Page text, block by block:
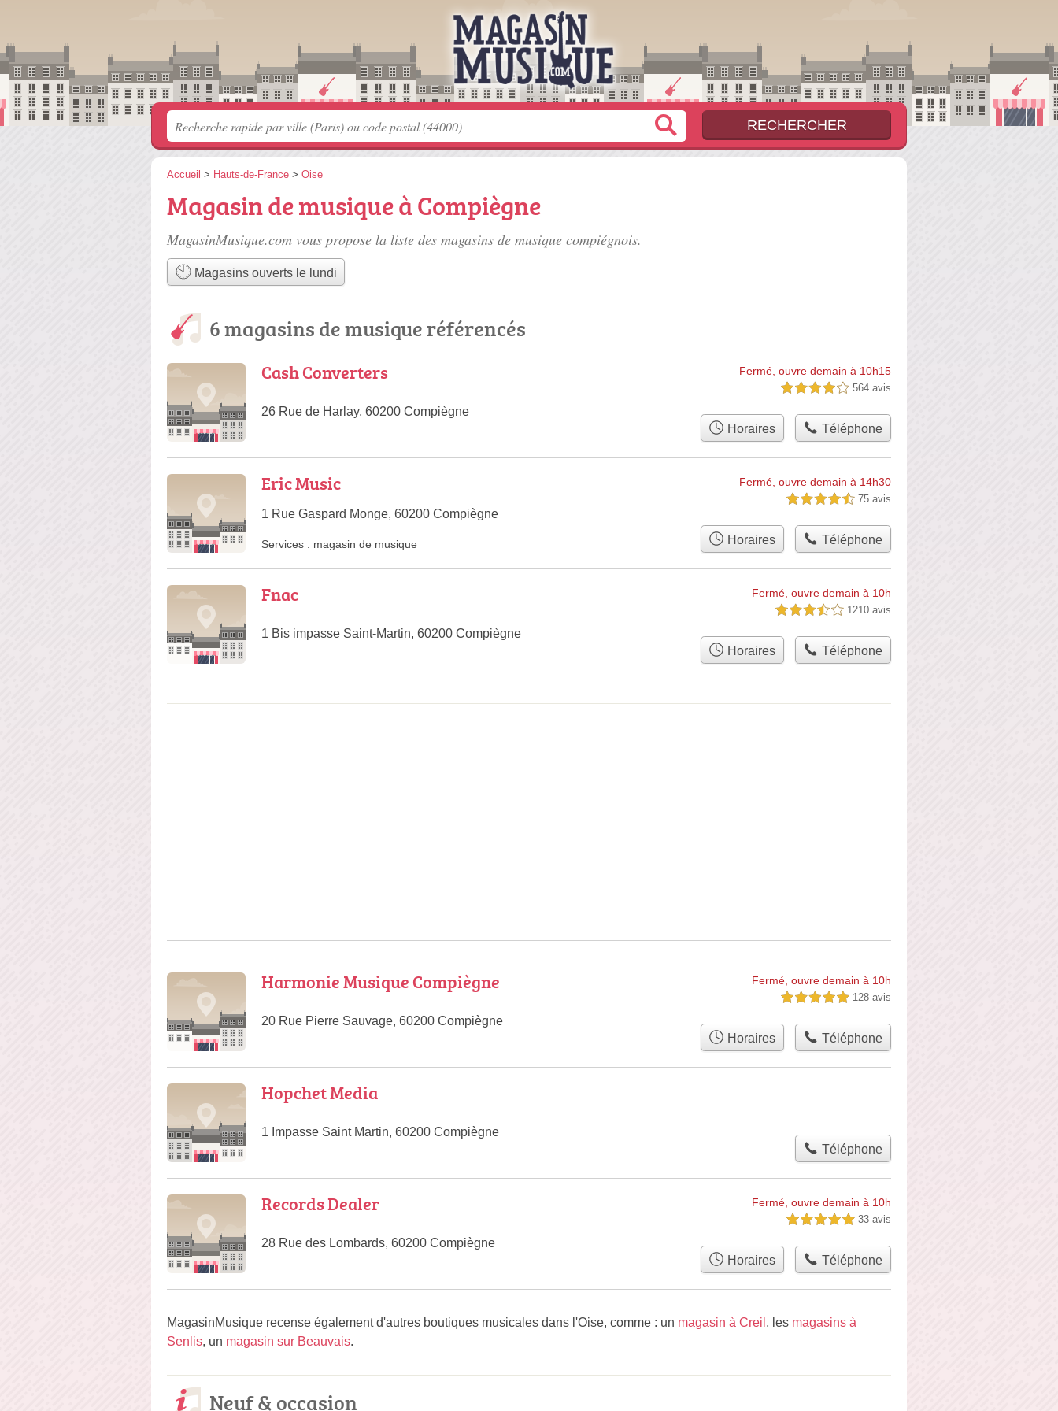
Accueil > Hauts-de-France > Oise
Magasin de musique à Compiègne
MagasinMusique.com vous propose la liste des magasins de musique compiégnois.
Magasins ouverts le lundi
6 magasins de musique référencés
Cash Converters
26 Rue de Harlay, 60200 Compiègne
Fermé, ouvre demain à 10h15
4,0 étoiles sur 5 564 avis
Horaires Téléphone
Eric Music
1 Rue Gaspard Monge, 60200 Compiègne
Fermé, ouvre demain à 14h30
4,5 étoiles sur 5 75 avis
Services : magasin de musique Horaires Téléphone
Fnac
1 Bis impasse Saint-Martin, 60200 Compiègne
Fermé, ouvre demain à 10h
3,5 étoiles sur 5 1210 avis
Horaires Téléphone
Harmonie Musique Compiègne
20 Rue Pierre Sauvage, 60200 Compiègne
Fermé, ouvre demain à 10h
5,0 étoiles sur 5 128 avis
Horaires Téléphone
Hopchet Media
1 Impasse Saint Martin, 60200 Compiègne
Téléphone
Records Dealer
28 Rue des Lombards, 60200 Compiègne
Fermé, ouvre demain à 10h
5,0 étoiles sur 5 33 avis
Horaires Téléphone
MagasinMusique recense également d'autres boutiques musicales dans l'Oise, comme : un magasin à Creil , les magasins à
Senlis, un magasin sur Beauvais.
Neuf & occasion